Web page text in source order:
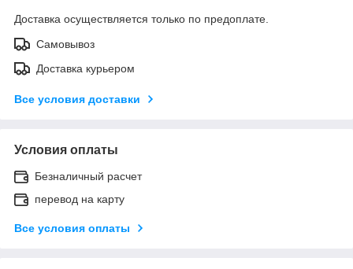
Доставка осуществляется только по предоплате.
Самовывоз
Доставка курьером
Все условия доставки
Условия оплаты
Безналичный расчет
перевод на карту
Все условия оплаты